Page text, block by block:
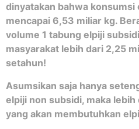
dinyatakan bahwa konsumsi
mencapai 6,53 miliar kg.
volume 1 tabung elpiji
masyarakat lebih dari 2,25
setahun!
Asumsikan saja hanya
elpiji non subsidi, maka lebih
yang akan membutuhkan